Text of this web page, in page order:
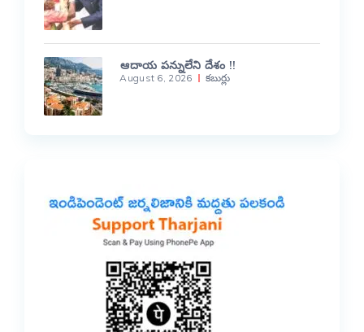
ఆదాయ పన్నులేని దేశం !!
August 6, 2026 కబుర్లు